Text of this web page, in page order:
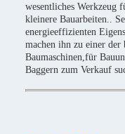
wesentliches Werkzeug
kleinere Bauarbeiten..
energieeffizienten
machen ihn zu einer
Baumaschinen,für
Baggern zum Verkauf